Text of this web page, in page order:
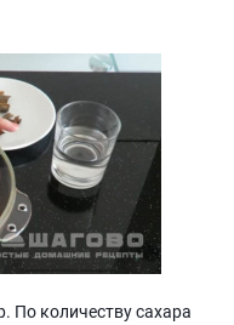
По количеству сахара